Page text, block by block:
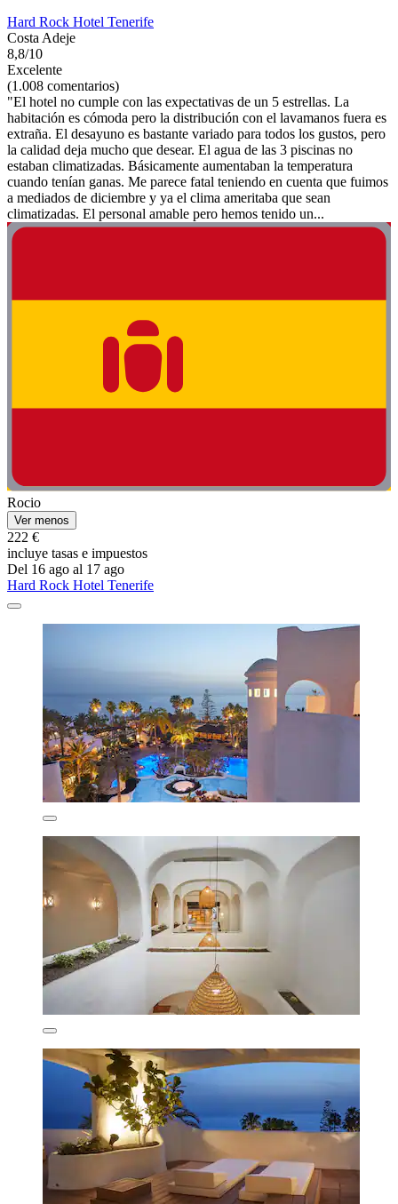
Hard Rock Hotel Tenerife
Costa Adeje
8,8/10
Excelente
(1.008 comentarios)
"El hotel no cumple con las expectativas de un 5 estrellas. La
habitación es cómoda pero la distribución con el lavamanos fuera es
extraña. El desayuno es bastante variado para todos los gustos, pero
la calidad deja mucho que desear. El agua de las 3 piscinas no
estaban climatizadas. Básicamente aumentaban la temperatura
cuando tenían ganas. Me parece fatal teniendo en cuenta que fuimos
a mediados de diciembre y ya el clima ameritaba que sean
climatizadas. El personal amable pero hemos tenido un...
Rocio
Ver menos
222 €
incluye tasas e impuestos
Del 16 ago al 17 ago
Hard Rock Hotel Tenerife